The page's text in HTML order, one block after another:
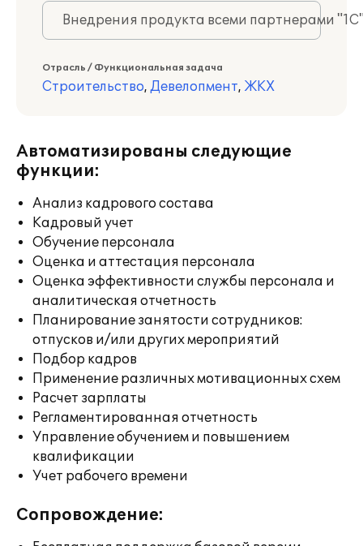
Внедрения продукта всеми партнерами
Отрасль / Функциональная задача
Строительство, Девелопмент, ЖКХ
Автоматизированы следующие
функции:
Анализ кадрового состава
Кадровый учет
Обучение персонала
Оценка и аттестация персонала
Оценка эффективности службы персонала и
аналитическая отчетность
Планирование занятости сотрудников:
отпусков и/или других мероприятий
Подбор кадров
Применение различных мотивационных схем
Расчет зарплаты
Регламентированная отчетность
Управление обучением и повышением
квалификации
Учет рабочего времени
Сопровождение: